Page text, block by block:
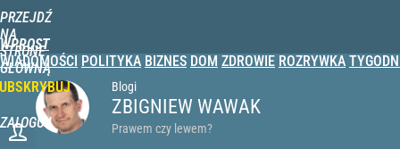
PRZEJDŹ
NA
STRONĘ
GŁÓWNĄ
WPROST
WIADOMOŚCI POLITYKA BIZNES DOM ZDROWIE ROZRYWKA
ZALOGUJ
Blogi
ZBIGNIEW WAWAK
Prawem czy lewem?